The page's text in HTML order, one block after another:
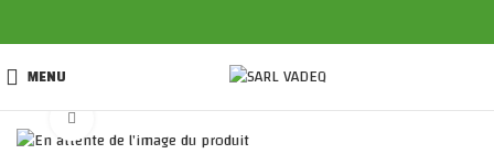
MENU
Click to enlarge